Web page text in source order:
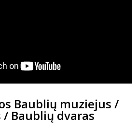
Baublių muziejus /
/ Baublių dvaras